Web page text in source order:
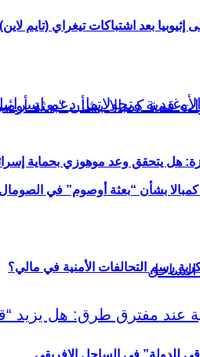
بعد اشتباكات تيغراي (تايم لاين)
للدولة” في الساحل الإفريقي
غزة: هل يتحقق وعد موهوزي بحماية
رسم التحالفات الأمنية في مالي؟